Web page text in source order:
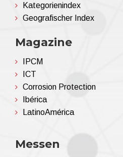
Kategorienindex
Geografischer Index
Magazine
IPCM
ICT
Corrosion Protection
Ibérica
LatinoAmérica
Messen